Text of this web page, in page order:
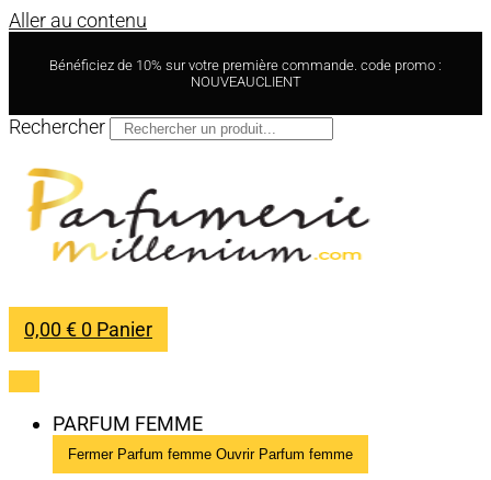
Aller au contenu
Bénéficiez de 10% sur votre première commande. code promo :
NOUVEAUCLIENT
Rechercher
0,00€ 0 Panier
PARFUM FEMME
Fermer Parfum femme Ouvrir Parfum femme